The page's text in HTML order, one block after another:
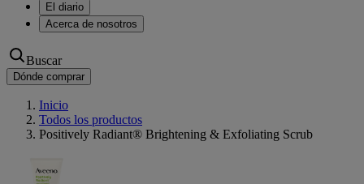
El diario
Acerca de nosotros
Buscar
Dónde comprar
Inicio
Todos los productos
Positively Radiant® Brightening & Exfoliating Scrub